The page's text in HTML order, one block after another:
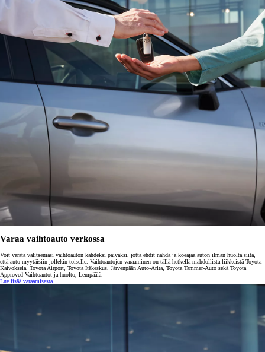
Varaa vaihtoauto verkossa
Voit varata valitsemasi vaihtoauton kahdeksi päiväksi, jotta ehdit nähdä ja koeajaa auton ilman huolta siitä,
että auto myytäisiin jollekin toiselle. Vaihtoautojen varaaminen on tällä hetkellä mahdollista liikkeistä Toyota
Kaivoksela, Toyota Airport, Toyota Itäkeskus, Järvenpään Auto-Arita, Toyota Tammer-Auto sekä Toyota
Approved Vaihtoautot ja huolto, Lempäälä.
Lue lisää varaamisesta